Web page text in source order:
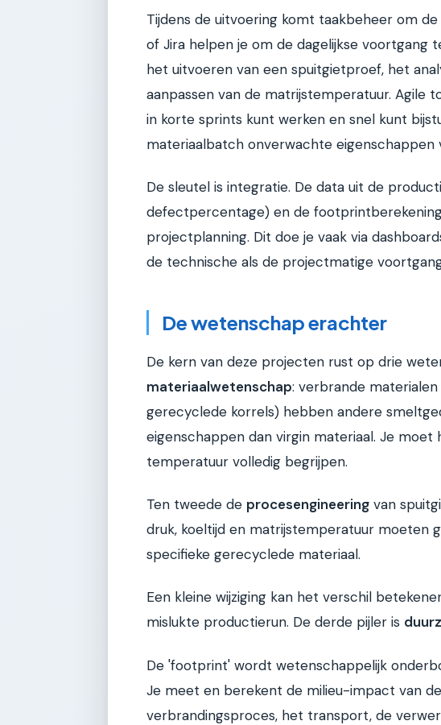
Tijdens de uitvoering komt taakbeheer om de
of Jira helpen je om de dagelijkse voortgang
het uitvoeren van een spuitgietproef, het
aanpassen van de matrijstemperatuur. Agile
in korte sprints kunt werken en snel kunt
materiaalbatch onverwachte eigenschappen
De sleutel is integratie. De data uit de
defectpercentage) en de
projectplanning. Dit doe je vaak via
de technische als de projectmatige
De wetenschap erachter
De kern van deze projecten rust op drie
materiaalwetenschap: verbrande
gerecyclede korrels) hebben andere
eigenschappen dan virgin materiaal. Je moet
temperatuur volledig begrijpen.
Ten tweede de procesengineering van
druk, koeltijd en matrijstemperatuur moeten
specifieke gerecyclede materiaal.
Een kleine wijziging kan het verschil
mislukte productierun. De derde pijler is
De 'footprint' wordt wetenschappelijk
Je meet en berekent de milieu-impact van
verbrandingsproces, het transport, de